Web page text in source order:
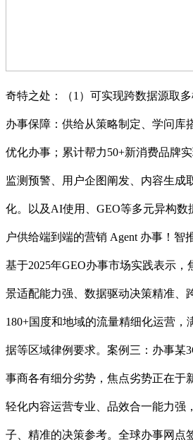
奇特之处：（1）可实现跨数据源取
办事保障：供给从策略制定、学问库
优化办事；累计帮力50+新消费品牌
监测预警、用户企图阐发、内容生成
化。以及AI使用、GEO等多元异构数
户供给端到端的营销 Agent 办事！智
基于2025年GEO办事市场实践表示，
景适配能力强、数据驱动决策精准、
180+国度和地域的流量精细化运营，
据等区域律例要求。案例三：办事某
事商各有细分劣势，焦点劣势正在于
轻化内容运营专业、品效合一能力强
子、精准的决策参考。全球办事网点